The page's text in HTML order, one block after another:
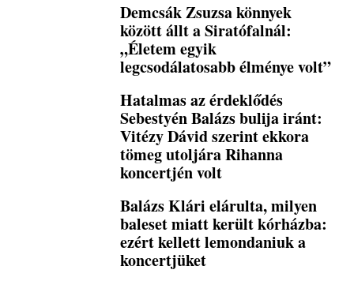
Demcsák Zsuzsa könnyek
között állt a Siratófalnál:
„Életem egyik
legcsodálatosabb élménye volt”
Hatalmas az érdeklődés
Sebestyén Balázs bulija iránt:
Vitézy Dávid szerint ekkora
tömeg utoljára Rihanna
koncertjén volt
Balázs Klári elárulta, milyen
baleset miatt került kórházba:
ezért kellett lemondaniuk a
koncertjüket